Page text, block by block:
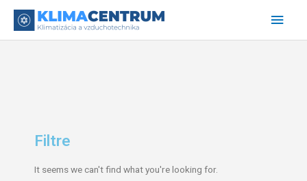
Filtre
It seems we can't find what you're looking for.